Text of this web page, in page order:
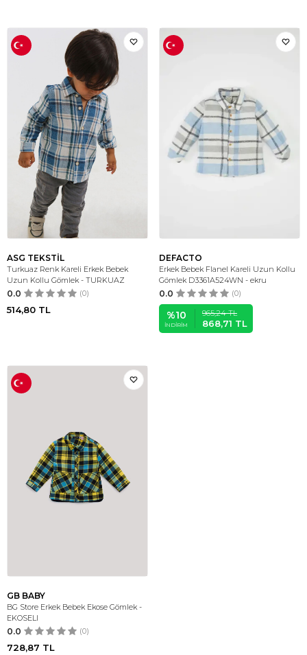
ASG TEKSTİL
Turkuaz Renk Kareli Erkek Bebek
Uzun Kollu Gömlek - TURKUAZ
0.0 (0)
514,80 TL
DEFACTO
Erkek Bebek Flanel Kareli Uzun Kollu
Gömlek D3361A524WN - ekru
0.0 (0)
%10
İNDIRIM
965,24TL
868,71 TL
GB BABY
BG Store Erkek Bebek Ekose Gömlek -
EKOSELI
0.0 (0)
728,87 TL